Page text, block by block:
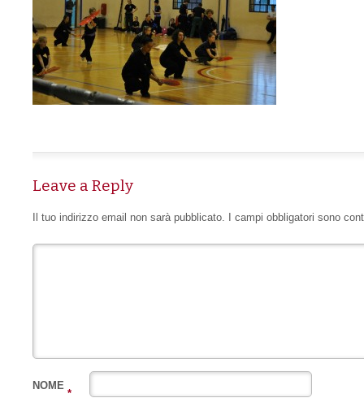
Leave a Reply
Il tuo indirizzo email non sarà pubblicato. I campi obbligatori sono
NOME
*